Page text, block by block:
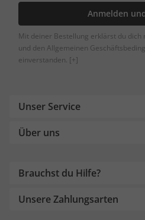
Anmelden
Mit deiner Bestellung erklärst du
und den Allgemeinen
einverstanden. [+]
Unser Service
Über uns
Brauchst du Hilfe?
Unsere Zahlungsarten